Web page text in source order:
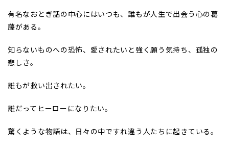
有名なおとぎ話の中心にはいつも、誰もが人生で出会う心の葛
藤がある。
知らないものへの恐怖、愛されたいと強く願う気持ち、孤独の
悲しさ。
誰もが救い出されたい。
誰だってヒーローになりたい。
驚くような物語は、日々の中ですれ違う人たちに起きている。